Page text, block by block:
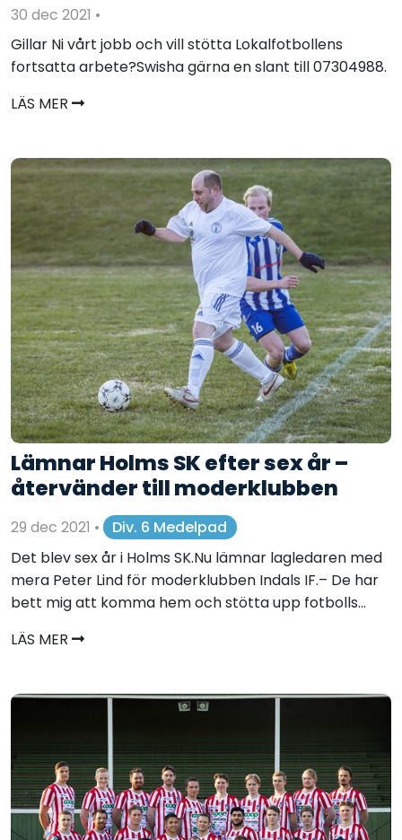
30 dec 2021 •
Gillar Ni vårt jobb och vill stötta Lokalfotbollens
fortsatta arbete?Swisha gärna en slant till 07304988.
LÄS MER
Lämnar Holms SK efter sex år –
återvänder till moderklubben
29 dec 2021 •
Div. 6 Medelpad
Det blev sex år i Holms SK.Nu lämnar lagledaren med
mera Peter Lind för moderklubben Indals IF.– De har
bett mig att komma hem och stötta upp fotbolls...
LÄS MER